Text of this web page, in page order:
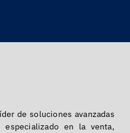
de soluciones avanzadas
en la venta,